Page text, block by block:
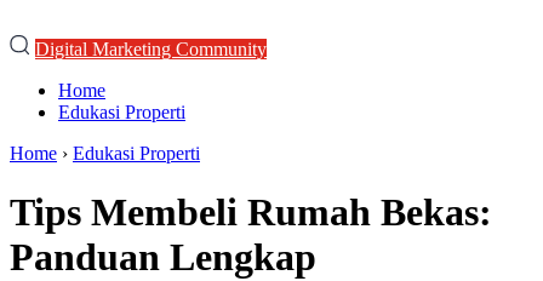
Digital Marketing Community
Home
Edukasi Properti
Home › Edukasi Properti
Tips Membeli Rumah Bekas:
Panduan Lengkap